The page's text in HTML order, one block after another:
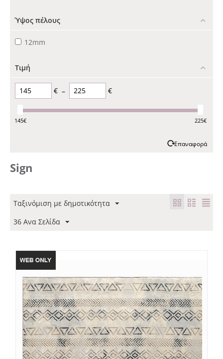
Ύψος πέλους
12mm
Τιμή
€ – €
145€ 225€
Επαναφορά
Sign
Ταξινόμιση με δημοτικότητα
36 Ανα Σελίδα